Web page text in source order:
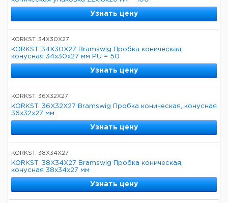
Узнать цену
KORKST..34X30X27
KORKST..34X30X27 Bramswig Пробка коническая,
конусная 34x30x27 мм PU = 50
Узнать цену
KORKST. 36X32X27
KORKST. 36X32X27 Bramswig Пробка коническая, конусная
36x32x27 мм
Узнать цену
KORKST. 38X34X27
KORKST. 38X34X27 Bramswig Пробка коническая,
конусная 38x34x27 мм
Узнать цену